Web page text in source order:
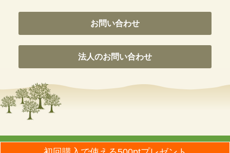
お問い合わせ
法人のお問い合わせ
© Nippon Olive Co., Ltd. All Rights Reseaved.